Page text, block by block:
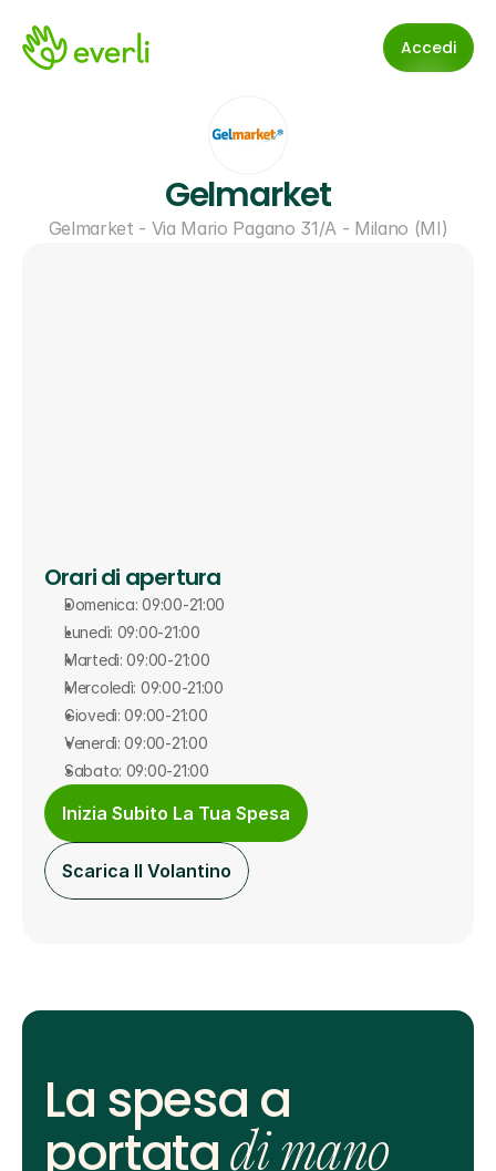
Accedi
Gelmarket
Gelmarket - Via Mario Pagano 31/A - Milano (MI)
Orari di apertura
Domenica: 09:00-21:00
Lunedì: 09:00-21:00
Martedì: 09:00-21:00
Mercoledì: 09:00-21:00
Giovedì: 09:00-21:00
Venerdì: 09:00-21:00
Sabato: 09:00-21:00
Inizia Subito La Tua Spesa
Scarica Il Volantino
La spesa a
portatadi mano